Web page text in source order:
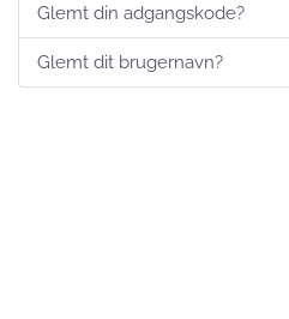
Glemt din adgangskode?
Glemt dit brugernavn?